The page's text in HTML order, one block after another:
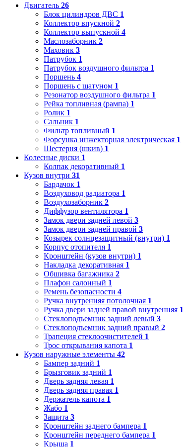
Двигатель 26
Блок цилиндров ДВС 1
Коллектор впускной 2
Коллектор выпускной 4
Маслозаборник 2
Маховик 3
Патрубок 1
Патрубок воздушного фильтра 1
Поршень 4
Поршень с шатуном 1
Резонатор воздушного фильтра 1
Рейка топливная (рампа) 1
Ролик 1
Сальник 1
Фильтр топливный 1
Форсунка инжекторная электрическая 1
Шестерня (шкив) 1
Колесные диски 1
Колпак декоративный 1
Кузов внутри 31
Бардачок 1
Воздуховод радиатора 1
Воздухозаборник 2
Диффузор вентилятора 1
Замок двери задней левой 3
Замок двери задней правой 3
Козырек солнцезащитный (внутри) 1
Корпус отопителя 1
Кронштейн (кузов внутри) 1
Накладка декоративная 1
Обшивка багажника 2
Плафон салонный 1
Ремень безопасности 4
Ручка внутренняя потолочная 1
Ручка двери задней правой внутренняя 1
Стеклоподъемник задний левый 3
Стеклоподъемник задний правый 2
Трапеция стеклоочистителей 1
Трос открывания капота 1
Кузов наружные элементы 42
Бампер задний 1
Брызговик задний 1
Дверь задняя левая 1
Дверь задняя правая 1
Держатель капота 1
Жабо 1
Защита 3
Кронштейн заднего бампера 1
Кронштейн переднего бампера 1
Крыша 1